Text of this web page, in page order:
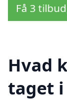
Få 3
Hvad
taget i